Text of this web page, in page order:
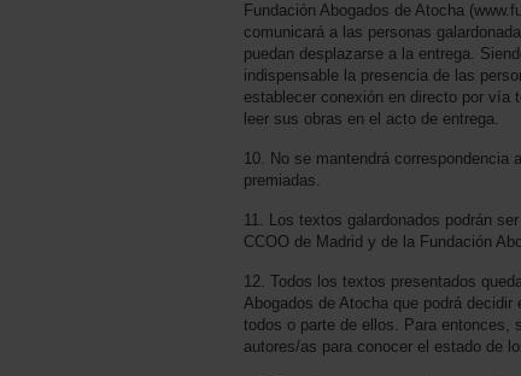
Fundación Abogados de Atocha
comunicará a las personas
puedan desplazarse a la entrega.
indispensable la presencia de las
establecer conexión en directo por vía
leer sus obras en el acto de entrega.
10. No se mantendrá correspondencia
premiadas.
11. Los textos galardonados podrán
CCOO de Madrid y de la Fundación
12. Todos los textos presentados
Abogados de Atocha que podrá
todos o parte de ellos. Para entonces,
autores/as para conocer el estado de